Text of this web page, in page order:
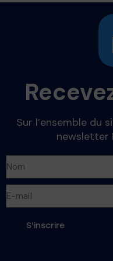
Sur l’ensemble du
newsletter
S'inscrire